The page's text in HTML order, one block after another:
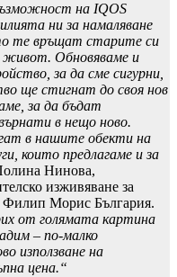
на IQOS
ни за намаляване
те връщат старите си
живот. Обновяваме и
за да сме сигурни,
ще стигнат до своя нов
за да бъдат
в нещо ново.
в нашите обекти на
които предлагаме и за
Нинова,
изживяване за
Филип Морис България.
от голямата картина
– по-малко
използване на
цена.“